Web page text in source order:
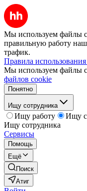
Мы используем файлы
правильную работу
трафик.
Правила
Мы используем файлы
файлов cookie
Понятно
Ищу сотрудника
Ищу работу
Ищу
Ищу сотрудника
Сервисы
Помощь
Ещё
Поиск
Атиг